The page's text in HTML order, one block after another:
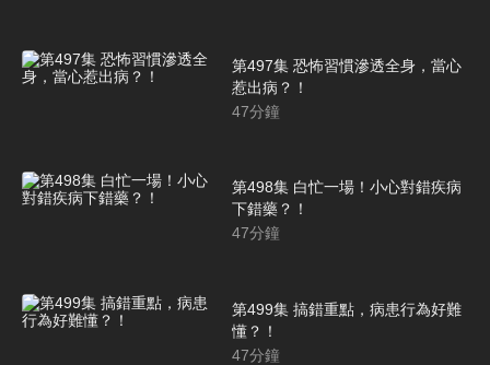
第497集 恐怖習慣滲透全身，當心
惹出病？！
47分鐘
第498集 白忙一場！小心對錯疾病
下錯藥？！
47分鐘
第499集 搞錯重點，病患行為好難
懂？！
47分鐘